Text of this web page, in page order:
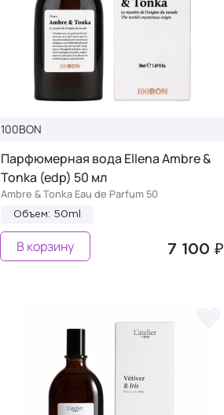
100BON
Парфюмерная вода Ellena Ambre &
Tonka (edp) 50 мл
Ambre & Tonka Eau de Parfum 50
Объем: 50ml
7 100 ₽
В корзину